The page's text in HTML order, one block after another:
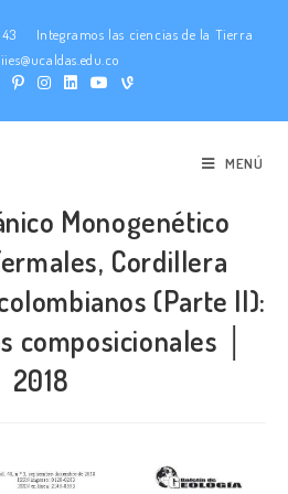
Integramos las ciencias de la Tierra
iies@ucaldas.edu.co
MENÚ
Monogenético
Cordillera
(Parte II):
composicionales │
2018